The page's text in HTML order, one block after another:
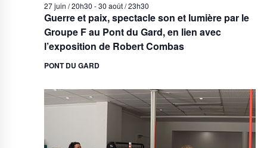
Guerre et paix, spectacle son et lumière par le
Groupe F au Pont du Gard, en lien avec
l’exposition de Robert Combas
27 juin / 20h30 -30 août / 23h30
PONT DU GARD